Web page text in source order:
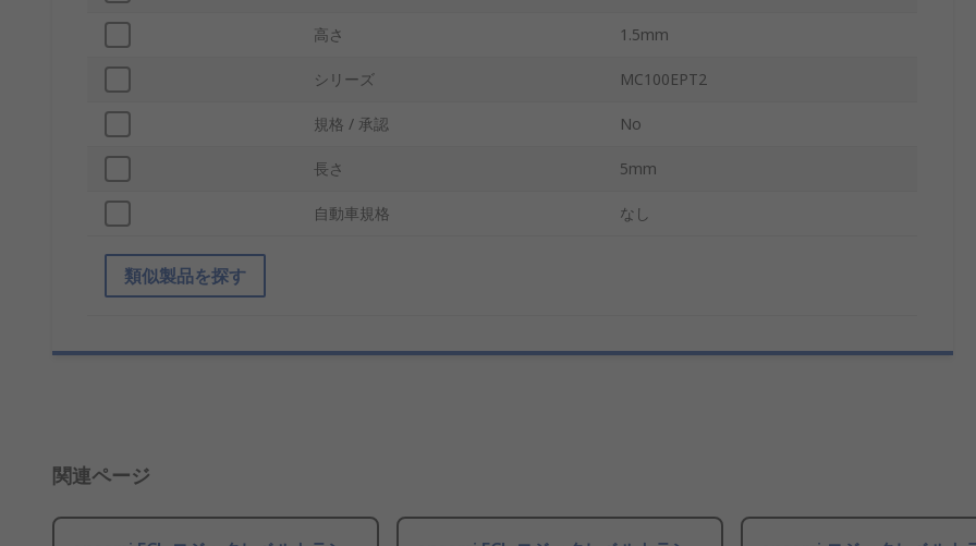
高さ 1.5mm
シリーズ MC100EPT2
規格 / 承認 No
長さ 5mm
自動車規格 なし
類似製品を探す
関連ページ